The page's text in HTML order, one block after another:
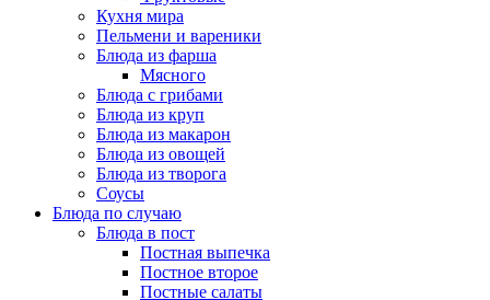
Кухня мира
Пельмени и вареники
Блюда из фарша
Мясного
Блюда с грибами
Блюда из круп
Блюда из макарон
Блюда из овощей
Блюда из творога
Соусы
Блюда по случаю
Блюда в пост
Постная выпечка
Постное второе
Постные салаты